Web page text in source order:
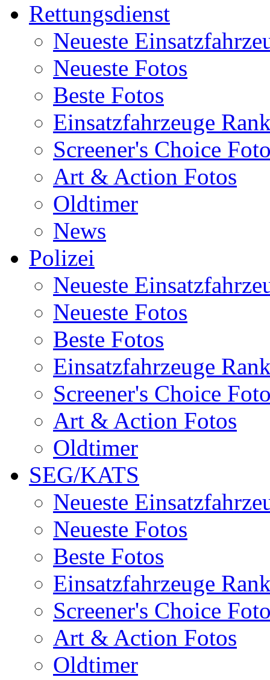
Rettungsdienst
Neueste
Neueste Fotos
Beste Fotos
Einsatzfahrzeuge
Screener's Choice
Art & Action Fotos
Oldtimer
News
Polizei
Neueste
Neueste Fotos
Beste Fotos
Einsatzfahrzeuge
Screener's Choice
Art & Action Fotos
Oldtimer
SEG/KATS
Neueste
Neueste Fotos
Beste Fotos
Einsatzfahrzeuge
Screener's Choice
Art & Action Fotos
Oldtimer